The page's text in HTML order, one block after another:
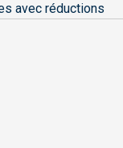
avec réductions